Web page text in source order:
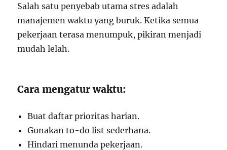
Salah satu penyebab utama stres adalah
manajemen waktu yang buruk. Ketika semua
pekerjaan terasa menumpuk, pikiran menjadi
mudah lelah.
Cara mengatur waktu:
Buat daftar prioritas harian.
Gunakan to-do list sederhana.
Hindari menunda pekerjaan.